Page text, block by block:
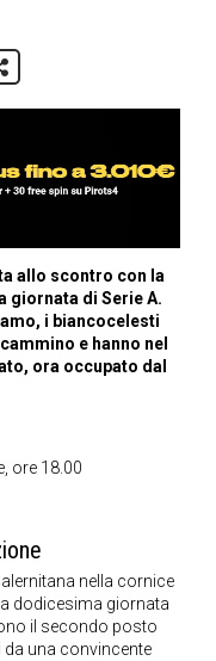
allo scontro con la
giornata di Serie A.
i biancocelesti
e hanno nel
ora occupato dal
ore 18.00
nella cornice
dodicesima giornata
il secondo posto
una convincente